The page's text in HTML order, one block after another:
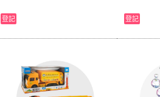
登記 登記